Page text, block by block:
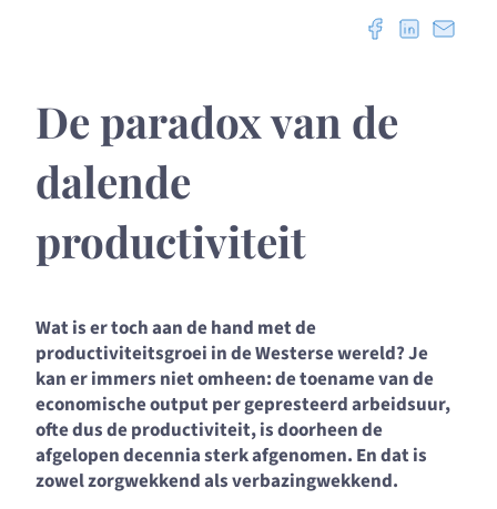
De paradox van de
dalende
productiviteit
Wat is er toch aan de hand met de
productiviteitsgroei in de Westerse wereld? Je
kan er immers niet omheen: de toename van de
economische output per gepresteerd arbeidsuur,
ofte dus de productiviteit, is doorheen de
afgelopen decennia sterk afgenomen. En dat is
zowel zorgwekkend als verbazingwekkend.